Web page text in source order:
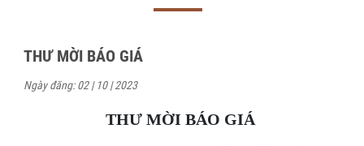
THƯ MỜI BÁO GIÁ
Ngày đăng: 02 | 10 | 2023
THƯ MỜI BÁO GIÁ